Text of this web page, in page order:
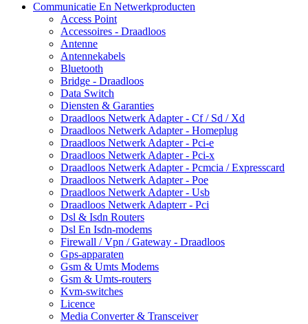
Communicatie En Netwerkproducten
Access Point
Accessoires - Draadloos
Antenne
Antennekabels
Bluetooth
Bridge - Draadloos
Data Switch
Diensten & Garanties
Draadloos Netwerk Adapter - Cf / Sd / Xd
Draadloos Netwerk Adapter - Homeplug
Draadloos Netwerk Adapter - Pci-e
Draadloos Netwerk Adapter - Pci-x
Draadloos Netwerk Adapter - Pcmcia / Expresscard
Draadloos Netwerk Adapter - Poe
Draadloos Netwerk Adapter - Usb
Draadloos Netwerk Adapterr - Pci
Dsl & Isdn Routers
Dsl En Isdn-modems
Firewall / Vpn / Gateway - Draadloos
Gps-apparaten
Gsm & Umts Modems
Gsm & Umts-routers
Kvm-switches
Licence
Media Converter & Transceiver